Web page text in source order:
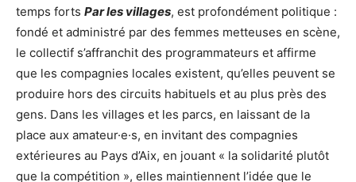
temps forts Par les villages, est profondément politique :
fondé et administré par des femmes metteuses en scène,
le collectif s’affranchit des programmateurs et affirme
que les compagnies locales existent, qu’elles peuvent se
produire hors des circuits habituels et au plus près des
gens. Dans les villages et les parcs, en laissant de la
place aux amateur·e·s, en invitant des compagnies
extérieures au Pays d’Aix, en jouant « la solidarité plutôt
que la compétition », elles maintiennent l’idée que le